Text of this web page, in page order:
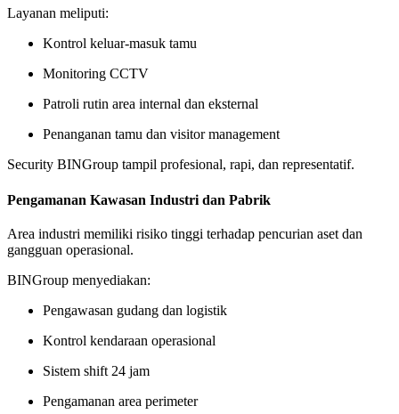
Layanan meliputi:
Kontrol keluar-masuk tamu
Monitoring CCTV
Patroli rutin area internal dan eksternal
Penanganan tamu dan visitor management
Security BINGroup tampil profesional, rapi, dan representatif.
Pengamanan Kawasan Industri dan Pabrik
Area industri memiliki risiko tinggi terhadap pencurian aset dan
gangguan operasional.
BINGroup menyediakan:
Pengawasan gudang dan logistik
Kontrol kendaraan operasional
Sistem shift 24 jam
Pengamanan area perimeter